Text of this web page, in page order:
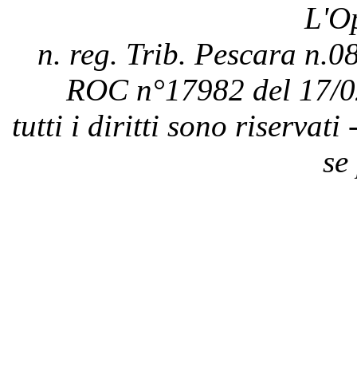
n. reg. Trib. Pescara
ROC n°17982 del 17/
tutti i diritti sono riservati